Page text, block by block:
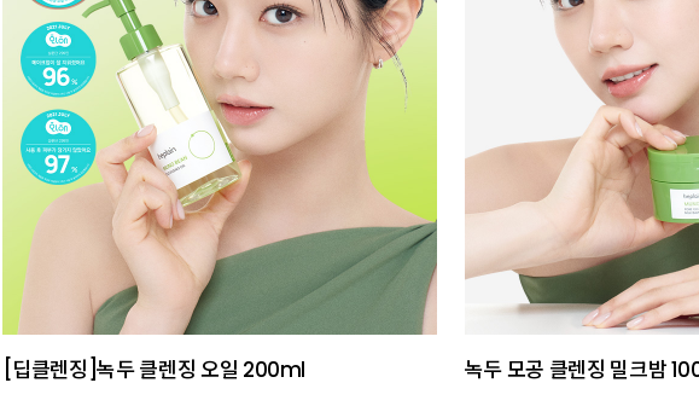
[딥클렌징]녹두 클렌징 오일 200ml 녹두 모공 클렌징 밀크밤